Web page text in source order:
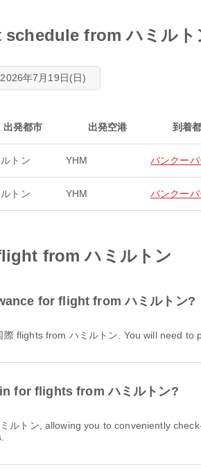
from ハミルト
2026年7月19日(日)
出発都市 出発空港 到着
トン YHM バンクーバ
トン YHM バンクーバ
from ハミルトン
for flight from ハミルトン?
flights from ハミルトン. You will need to
for flights from ハミルトン?